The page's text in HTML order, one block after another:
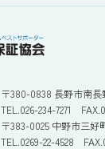
〒380-0838 長野市南長
TEL.026-234-7271
〒383-0025 中野市三好
TEL.0269-22-4528